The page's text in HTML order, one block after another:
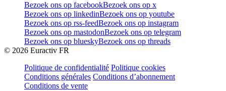
Bezoek ons op facebookBezoek ons op x
Bezoek ons op linkedinBezoek ons op youtube
Bezoek ons op rss-feedBezoek ons op instagram
Bezoek ons op mastodonBezoek ons op telegram
Bezoek ons op blueskyBezoek ons op threads
© 2026 Euractiv FR
Politique de confidentialité Politique cookies
Conditions générales Conditions d’abonnement
Conditions de vente